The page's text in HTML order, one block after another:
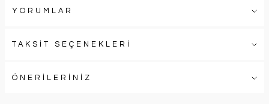
YORUMLAR
TAKSİT SEÇENEKLERİ
ÖNERİLERİNİZ